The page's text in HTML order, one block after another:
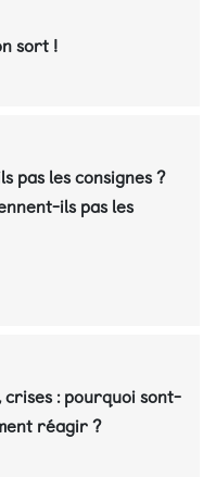
sort !
pas les consignes ?
ils pas les
crises : pourquoi sont-
réagir ?